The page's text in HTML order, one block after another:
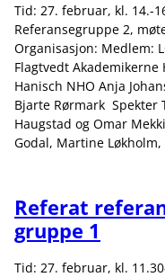
Tid: 27. februar, kl. 14.-
Referansegruppe 2,
Organisasjon: Medlem:
Flagtvedt
Hanisch NHO Anja
Bjarte Rørmark Spekter
Haugstad og Omar
Godal, Martine
Referat
gruppe 1
Tid: 27. februar, kl.